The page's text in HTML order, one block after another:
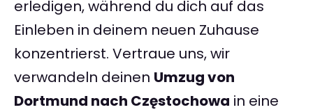
erledigen, während du dich auf das
Einleben in deinem neuen Zuhause
konzentrierst. Vertraue uns, wir
verwandeln deinen Umzug von
Dortmund nach Częstochowa in eine